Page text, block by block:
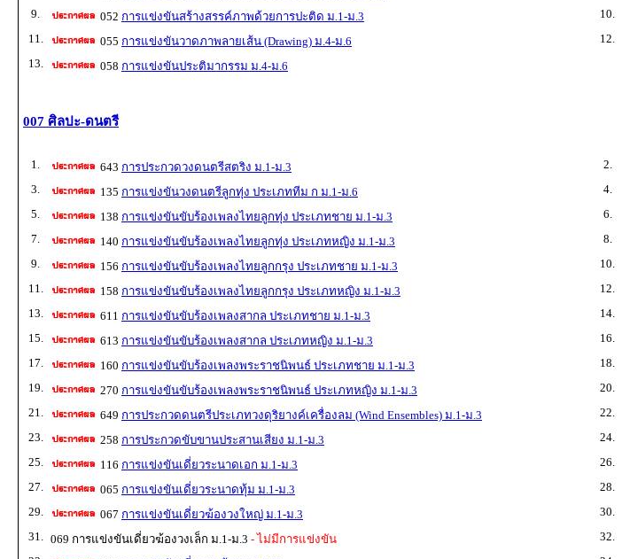
9.
052 การแข่งขันสร้างสรรค์ภาพด้วยการปะติด ม.1-ม.3 10.
11.
055 การแข่งขันวาดภาพลายเส้น (Drawing) ม.4-ม.6 12.
13.
058 การแข่งขันประติมากรรม ม.4-ม.6
007 ศิลปะ-ดนตรี
1. 643 การประกวดวงดนตรีสตริง ม.1-ม.3 2.
3.
135 การแข่งขันวงดนตรีลูกทุ่ง ประเภททีม ก ม.1-ม.6 4.
5.
138 การแข่งขันขับร้องเพลงไทยลูกทุ่ง ประเภทชาย ม.1-ม.3 6.
7.
140 การแข่งขันขับร้องเพลงไทยลูกทุ่ง ประเภทหญิง ม.1-ม.3 8.
9.
156 การแข่งขันขับร้องเพลงไทยลูกกรุง ประเภทชาย ม.1-ม.3 10.
11.
158 การแข่งขันขับร้องเพลงไทยลูกกรุง ประเภทหญิง ม.1-ม.3 12.
13.
611 การแข่งขันขับร้องเพลงสากล ประเภทชาย ม.1-ม.3 14.
15.
613 การแข่งขันขับร้องเพลงสากล ประเภทหญิง ม.1-ม.3 16.
17.
160 การแข่งขันขับร้องเพลงพระราชนิพนธ์ ประเภทชาย ม.1-ม.3 18.
19.
270 การแข่งขันขับร้องเพลงพระราชนิพนธ์ ประเภทหญิง ม.1-ม.3 20.
21.
649 การประกวดดนตรีประเภทวงดุริยางค์เครื่องลม (Wind Ensembles) ม.1-ม.3 22.
23.
258 การประกวดขับขานประสานเสียง ม.1-ม.3 24.
25.
116 การแข่งขันเดี่ยวระนาดเอก ม.1-ม.3 26.
27.
065 การแข่งขันเดี่ยวระนาดทุ้ม ม.1-ม.3 28.
29.
067 การแข่งขันเดี่ยวฆ้องวงใหญ่ ม.1-ม.3 30.
31. 069 การแข่งขันเดี่ยวฆ้องวงเล็ก ม.1-ม.3 - ไม่มีการแข่งขัน 32.